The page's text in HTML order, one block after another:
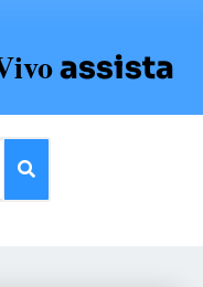
assista